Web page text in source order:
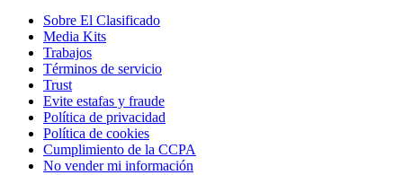
Sobre El Clasificado
Media Kits
Trabajos
Términos de servicio
Trust
Evite estafas y fraude
Política de privacidad
Política de cookies
Cumplimiento de la CCPA
No vender mi información